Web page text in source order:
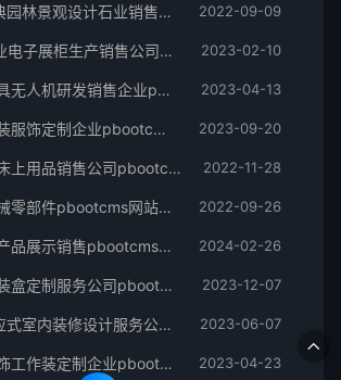
pbootcms古典园林景观设计石业销售公司网站模板 2022-09-09
(PC+WAP)专业电子展柜生产销售公司pbootcms模板 2023-02-10
响应式电子玩具无人机研发销售企业pbootcms模板 2023-04-13
响应式高端服装服饰定制企业pbootcms模板 2023-09-20
响应式纺织品床上用品销售公司pbootcms模板 2022-11-28
响应式五金机械零部件pbootcms网站模板 2022-09-26
简洁办公家具产品展示销售pbootcms网站模板 2024-02-26
带手机端的包装盒定制服务公司pbootcms模板 2023-12-07
pbootcms响应式室内装修设计服务公司网站模板 2023-06-07
响应式服装服饰工作装定制企业pbootcms模板 2023-04-23